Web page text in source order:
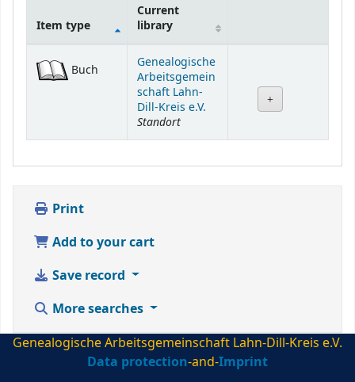
Item type
Current
library
Buch
Genealogische
Arbeitsgemein
schaft Lahn-
Dill-Kreis e.V.
Standort
Print
Add to your cart
Save record
More searches
Genealogische Arbeitsgemeinschaft Lahn-Dill-Kreis e.V.
Data protection-and-Imprint